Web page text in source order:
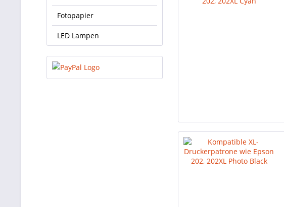
Fotopapier
LED Lampen